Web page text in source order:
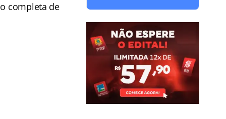
completa de